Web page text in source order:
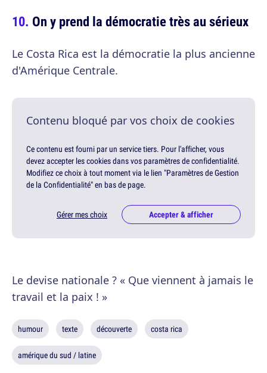
On y prend la démocratie très au sérieux
Le Costa Rica est la démocratie la plus ancienne
d'Amérique Centrale.
Contenu bloqué par vos choix de cookies
Ce contenu est fourni par un service tiers. Pour l'afficher, vous
devez accepter les cookies dans vos paramètres de confidentialité.
Modifiez ce choix à tout moment via le lien "Paramètres de Gestion
de la Confidentialité" en bas de page.
Gérer mes choix Accepter & afficher
Le devise nationale ? « Que viennent à jamais le
travail et la paix ! »
humour texte découverte costa rica
amérique du sud / latine